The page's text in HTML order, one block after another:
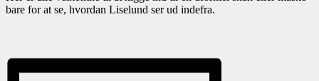
bare for at se, hvordan Liselund ser ud indefra.